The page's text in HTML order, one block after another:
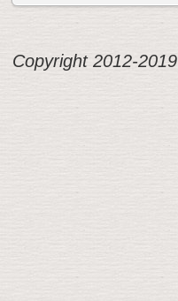
Copyright 2012-2019